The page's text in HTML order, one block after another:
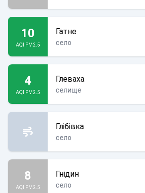
10
AQI PM2.5
Гатне
село
4
AQI PM2.5
Глеваха
селище
Глібівка
село
8
AQI PM2.5
Гнідин
село